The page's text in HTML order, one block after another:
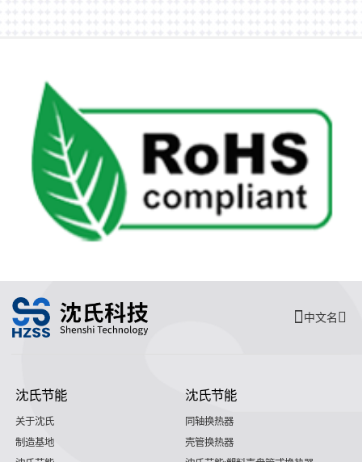
中文名
沈氏节能
关于沈氏
制造基地
沈氏节能
同轴换热器
壳管换热器